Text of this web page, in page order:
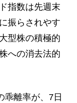
指数は先週末
振らされやす
型株の積極的
への消去法的
離率が、7日